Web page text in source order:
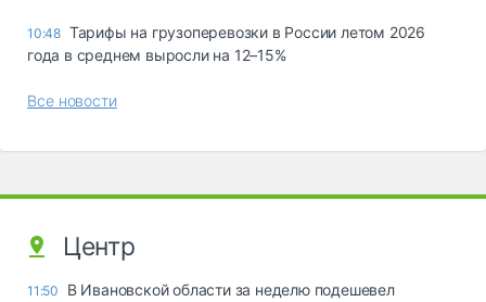
10:48 Тарифы на грузоперевозки в России летом 2026
года в среднем выросли на 12–15%
Все новости
Центр
11:50
В Ивановской области за неделю подешевел